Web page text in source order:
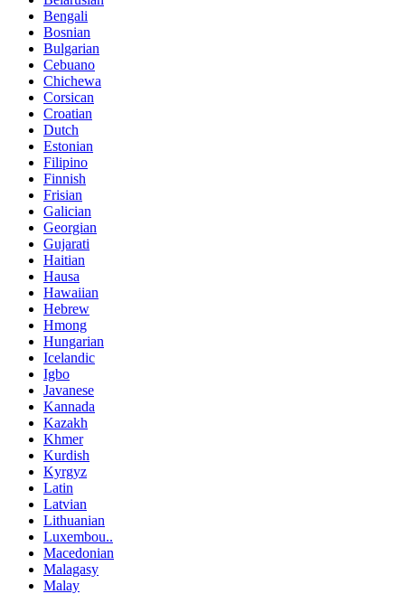
Bengali
Bosnian
Bulgarian
Cebuano
Chichewa
Corsican
Croatian
Dutch
Estonian
Filipino
Finnish
Frisian
Galician
Georgian
Gujarati
Haitian
Hausa
Hawaiian
Hebrew
Hmong
Hungarian
Icelandic
Igbo
Javanese
Kannada
Kazakh
Khmer
Kurdish
Kyrgyz
Latin
Latvian
Lithuanian
Luxembou..
Macedonian
Malagasy
Malay